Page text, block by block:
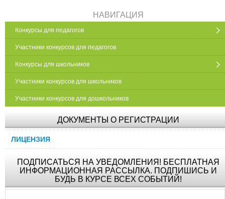
НАВИГАЦИЯ
Конкурсы для педагогов
Участники конкурсов для педагогов
Конкурсы для школьников
Участники конкурсов для школьников
Участники конкурсов для дошкольников
ДОКУМЕНТЫ О РЕГИСТРАЦИИ
ЛИЦЕНЗИЯ
ПОДПИСАТЬСЯ НА УВЕДОМЛЕНИЯ! БЕСПЛАТНАЯ
ИНФОРМАЦИОННАЯ РАССЫЛКА. ПОДПИШИСЬ И
БУДЬ В КУРСЕ ВСЕХ СОБЫТИЙ!